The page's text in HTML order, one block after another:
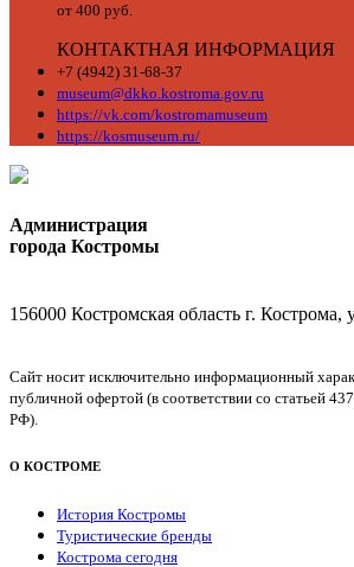
от 400 руб.
КОНТАКТНАЯ ИНФОРМАЦИЯ
+7 (4942) 31-68-37
museum@dkko.kostroma.gov.ru
https://vk.com/kostromamuseum
https://kosmuseum.ru/
Администрация
города Костромы
156000 Костромская область г. Кострома,
Сайт носит исключительно информационный
публичной офертой (в соответствии со статьей
РФ).
О КОСТРОМЕ
История Костромы
Туристические бренды
Кострома сегодня